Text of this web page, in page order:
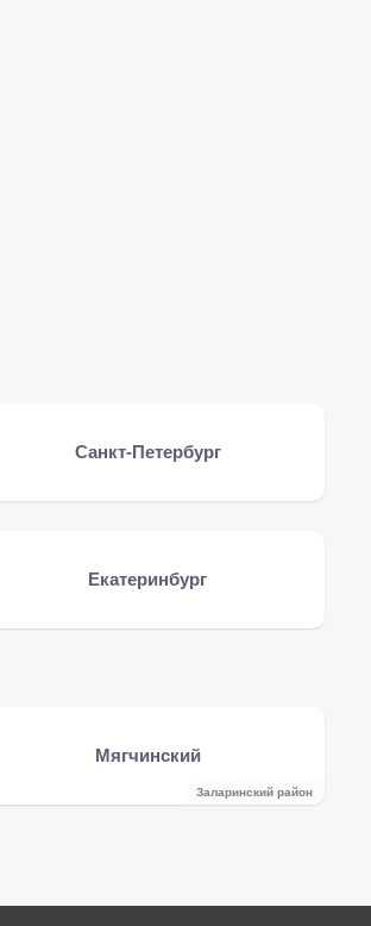
Санкт-Петербург
Екатеринбург
Мягчинский
Заларинский район